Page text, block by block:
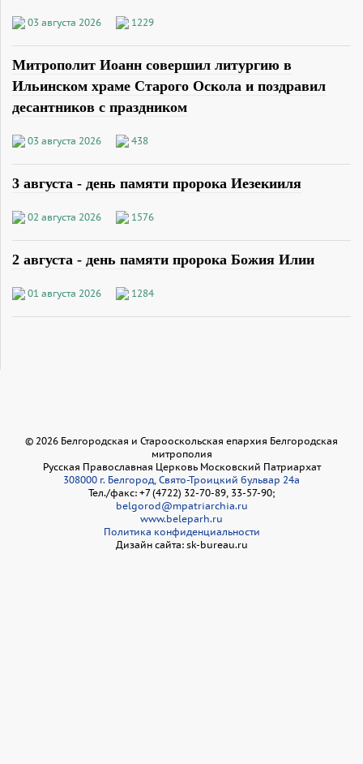
03 августа 2026 1229
Митрополит Иоанн совершил литургию в
Ильинском храме Старого Оскола и поздравил
десантников с праздником
03 августа 2026 438
3 августа - день памяти пророка Иезекииля
02 августа 2026 1576
2 августа - день памяти пророка Божия Илии
01 августа 2026 1284
© 2026 Белгородская и Старооскольская епархия Белгородская
митрополия
Русская Православная Церковь Московский Патриархат
308000 г. Белгород, Свято-Троицкий бульвар 24а
Тел./факс: +7 (4722) 32-70-89, 33-57-90;
belgorod@mpatriarchia.ru
www.beleparh.ru
Политика конфиденциальности
Дизайн сайта: sk-bureau.ru